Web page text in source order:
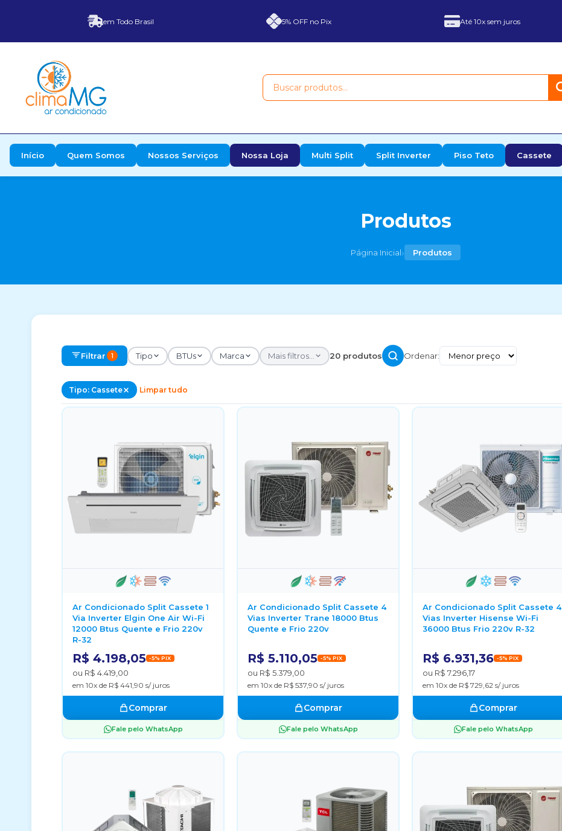
em Todo Brasil 5% OFF no Pix Até 10x sem juros
Início Quem Somos Nossos Serviços Nossa Loja Multi Split Split Inverter Piso Teto Cassete
Produtos
Página Inicial› Produtos
Filtrar 1 Tipo BTUs Marca Mais filtros... 20 produtos Ordenar:
Tipo: Cassete Limpar tudo
Ar Condicionado Split Cassete 1
Via Inverter Elgin One Air Wi-Fi
12000 Btus Quente e Frio 220v
R-32
R$ 4.198,05 -5% PIX
ou R$ 4.419,00
em 10x de R$ 441,90 s/ juros
Comprar
Fale pelo WhatsApp
Ar Condicionado Split Cassete 4
Vias Inverter Trane 18000 Btus
Quente e Frio 220v
R$ 5.110,05 -5% PIX
ou R$ 5.379,00
em 10x de R$ 537,90 s/ juros
Comprar
Fale pelo WhatsApp
Ar Condicionado Split Cassete 4
Vias Inverter Hisense Wi-Fi
36000 Btus Frio 220v R-32
R$ 6.931,36 -5% PIX
ou R$ 7.296,17
em 10x de R$ 729,62 s/ juros
Comprar
Fale pelo WhatsApp